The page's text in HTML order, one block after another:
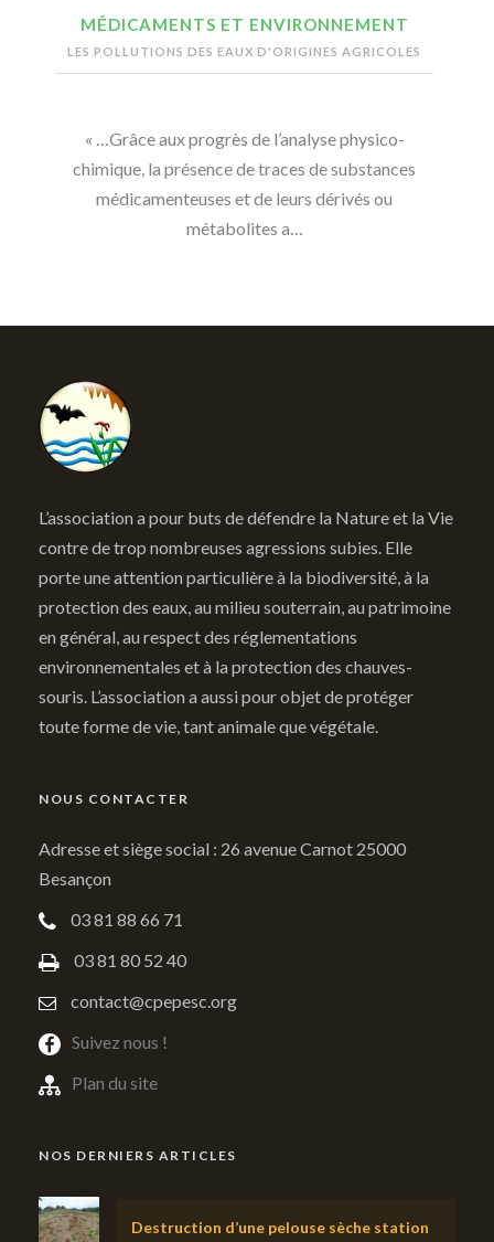
MÉDICAMENTS ET ENVIRONNEMENT
LES POLLUTIONS DES EAUX D'ORIGINES AGRICOLES
« …Grâce aux progrès de l’analyse physico-
chimique, la présence de traces de substances
médicamenteuses et de leurs dérivés ou
métabolites a…
L’association a pour buts de défendre la Nature et la Vie
contre de trop nombreuses agressions subies. Elle
porte une attention particulière à la biodiversité, à la
protection des eaux, au milieu souterrain, au patrimoine
en général, au respect des réglementations
environnementales et à la protection des chauves-
souris. L’association a aussi pour objet de protéger
toute forme de vie, tant animale que végétale.
NOUS CONTACTER
Adresse et siège social : 26 avenue Carnot 25000
Besançon
03 81 88 66 71
03 81 80 52 40
contact@cpepesc.org
Suivez nous !
Plan du site
NOS DERNIERS ARTICLES
Destruction d’une pelouse sèche station